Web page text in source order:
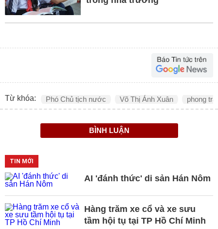
Từ khóa: Phó Chủ tịch nước Võ Thị Ánh Xuân phong
BÌNH LUẬN
TIN MỚI
AI 'đánh thức' di sản Hán Nôm
Hàng trăm xe cổ và xe sưu
tầm hội tụ tại TP Hồ Chí Minh